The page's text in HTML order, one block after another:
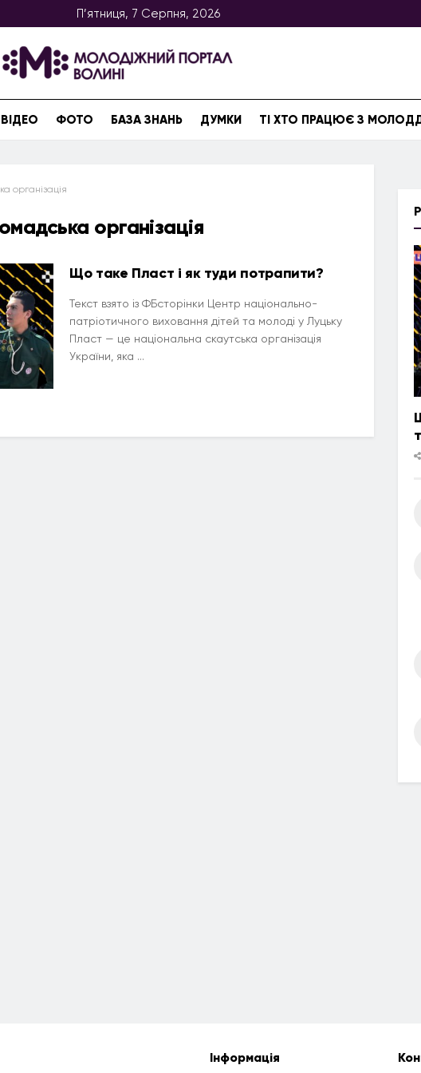
П’ятниця, 7 Серпня, 2026
ВІДЕО ФОТО БАЗА ЗНАНЬ ДУМКИ ТІ ХТО ПРАЦЮЄ З
організація
організація
Що таке Пласт і як туди потрапити?
Текст взято із ФБсторінки Центр національно-
патріотичного виховання дітей та молоді у Луцьку
Пласт — це національна скаутська організація
України, яка ...
Інформація